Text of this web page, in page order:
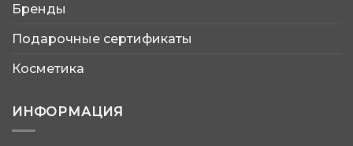
Бренды
Подарочные сертификаты
Косметика
ИНФОРМАЦИЯ